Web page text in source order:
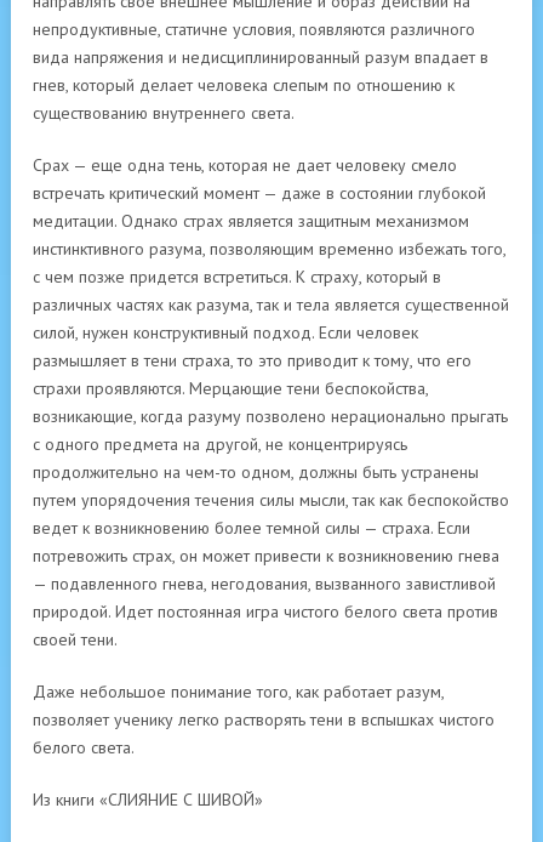
непродуктивные, статичне условия, появляются различного
вида напряжения и недисциплинированный разум впадает в
гнев, который делает человека слепым по отношению к
существованию внутреннего света.
Срах — еще одна тень, которая не дает человеку смело
встречать критический момент — даже в состоянии глубокой
медитации. Однако страх является защитным механизмом
инстинктивного разума, позволяющим временно избежать того,
с чем позже придется встретиться. К страху, который в
различных частях как разума, так и тела является существенной
силой, нужен конструктивный подход. Если человек
размышляет в тени страха, то это приводит к тому, что его
страхи проявляются. Мерцающие тени беспокойства,
возникающие, когда разуму позволено нерационально прыгать
с одного предмета на другой, не концентрируясь
продолжительно на чем-то одном, должны быть устранены
путем упорядочения течения силы мысли, так как беспокойство
ведет к возникновению более темной силы — страха. Если
потревожить страх, он может привести к возникновению гнева
— подавленного гнева, негодования, вызванного завистливой
природой. Идет постоянная игра чистого белого света против
своей тени.
Даже небольшое понимание того, как работает разум,
позволяет ученику легко растворять тени в вспышках чистого
белого света.
Из книги «СЛИЯНИЕ С ШИВОЙ»